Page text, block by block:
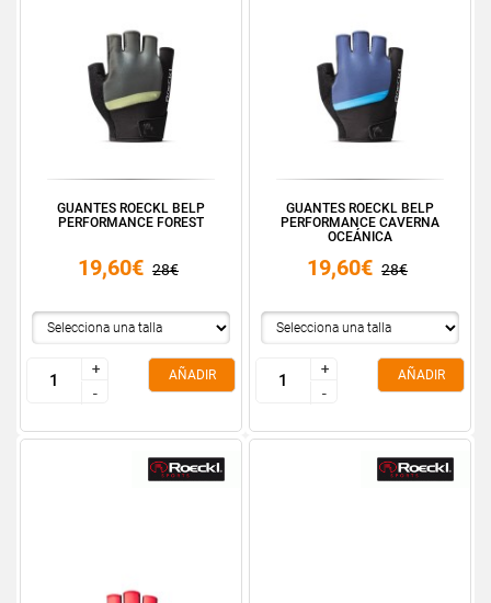
GUANTES ROECKL BELP
PERFORMANCE FOREST
19,60€ 28€
+
-
+
-
AÑADIR
GUANTES ROECKL BELP
PERFORMANCE CAVERNA
OCEÁNICA
19,60€ 28€
+
-
+
-
AÑADIR